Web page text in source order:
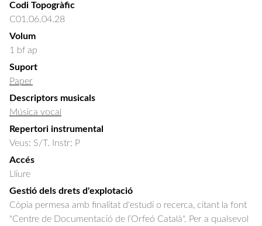
Codi Topogràfic
C01.06.04.28
Volum
1 bf ap
Suport
Paper
Descriptors musicals
Música vocal
Repertori instrumental
Veus: S/T. Instr: P
Accés
Lliure
Gestió dels drets d'explotació
Còpia permesa amb finalitat d'estudi o recerca, citant la font
"Centre de Documentació de l’Orfeó Català". Per a qualsevol